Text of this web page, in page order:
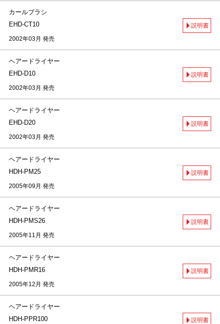
カールブラシ
EHD-CT10
2002年03月 発売
説明書
ヘアードライヤー
EHD-D10
2002年03月 発売
説明書
ヘアードライヤー
EHD-D20
2002年03月 発売
説明書
ヘアードライヤー
HDH-PM25
2005年09月 発売
説明書
ヘアードライヤー
HDH-PMS26
2005年11月 発売
説明書
ヘアードライヤー
HDH-PMR16
2005年12月 発売
説明書
ヘアードライヤー
HDH-PPR100
説明書